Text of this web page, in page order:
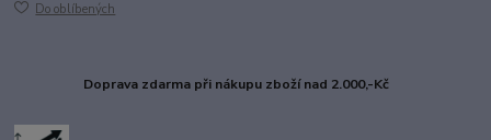
Do oblíbených
Doprava zdarma při nákupu zboží nad 2.000,-Kč